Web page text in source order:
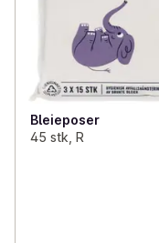
Bleieposer
45 stk, R